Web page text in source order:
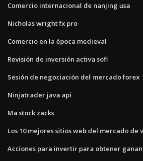
Comercio internacional de nanjing usa
Nicholas wright fx pro
Comercio en la época medieval
Revisión de inversión activa sofi
Sesión de negociación del mercado forex
Ninjatrader java api
Ma stock zacks
Los 10 mejores sitios web del mercado de
Acciones para invertir para obtener